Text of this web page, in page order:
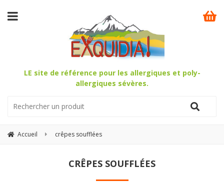
LE site de référence pour les allergiques et poly-
allergiques sévères.
Accueil crêpes soufflées
CRÊPES SOUFFLÉES